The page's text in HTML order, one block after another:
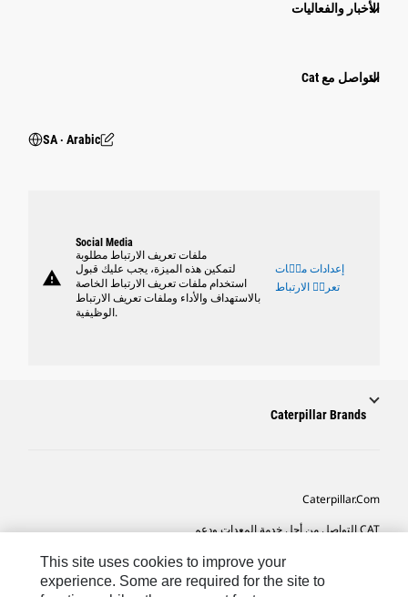
الأخبار والفعاليات
التواصل مع Cat
SA ‧ Arabic
warning
Social Media
ملفات تعريف الارتباط مطلوبة
لتمكين هذه الميزة، يجب عليك قبول
استخدام ملفات تعريف الارتباط الخاصة
بالاستهداف والأداء وملفات تعريف الارتباط
الوظيفية.
إعدادات ملٝات
تعريٝ الارتباط
Caterpillar Brands
Caterpillar.com
CAT التواصل من أجل خدمة المعدات ودعم
تفضيلات التسويق الخاصة بي
خريطة الموقع
This site uses cookies to improve your
experience. Some are required for the site to